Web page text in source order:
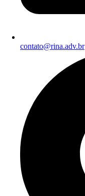
contato@rina.adv.br